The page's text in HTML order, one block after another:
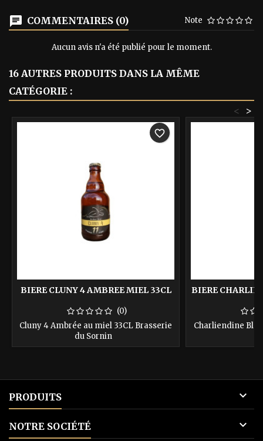
COMMENTAIRES (0) Note
Aucun avis n'a été publié pour le moment.
16 AUTRES PRODUITS DANS LA MÊME
CATÉGORIE :
>
<
BIERE CLUNY 4 AMBREE MIEL 33CL
(0)
Cluny 4 Ambrée au miel 33CL Brasserie
du Sornin
favorite_border
BIERE
Charliendine
PRODUITS 
NOTRE SOCIÉTÉ 